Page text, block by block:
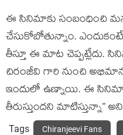
ఈ సినిమాకు సంబంధించి
చేసుకోబోతున్నాం.
తీస్తూ ఈ మాట చెప్పట్లేదు.
చిరంజీవి గారి నుంచి
ఇందులో ఉణ్నాయి. ఈ
తీరుస్తుందని మాటిస్తున్నా”
Tags Chiranjeevi Fans